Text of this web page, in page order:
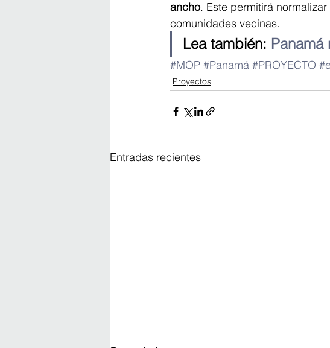
ancho. Este permitirá
comunidades vecinas.
Lea también:
#MOP #Panamá #PROYECTO
Proyectos
Entradas recientes